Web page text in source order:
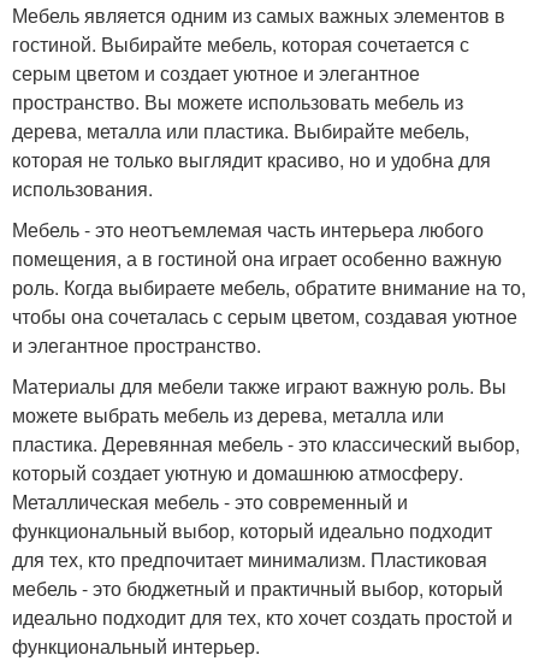
Мебель является одним из самых важных элементов в
гостиной. Выбирайте мебель, которая сочетается с
серым цветом и создает уютное и элегантное
пространство. Вы можете использовать мебель из
дерева, металла или пластика. Выбирайте мебель,
которая не только выглядит красиво, но и удобна для
использования.
Мебель - это неотъемлемая часть интерьера любого
помещения, а в гостиной она играет особенно важную
роль. Когда выбираете мебель, обратите внимание на то,
чтобы она сочеталась с серым цветом, создавая уютное
и элегантное пространство.
Материалы для мебели также играют важную роль. Вы
можете выбрать мебель из дерева, металла или
пластика. Деревянная мебель - это классический выбор,
который создает уютную и домашнюю атмосферу.
Металлическая мебель - это современный и
функциональный выбор, который идеально подходит
для тех, кто предпочитает минимализм. Пластиковая
мебель - это бюджетный и практичный выбор, который
идеально подходит для тех, кто хочет создать простой и
функциональный интерьер.